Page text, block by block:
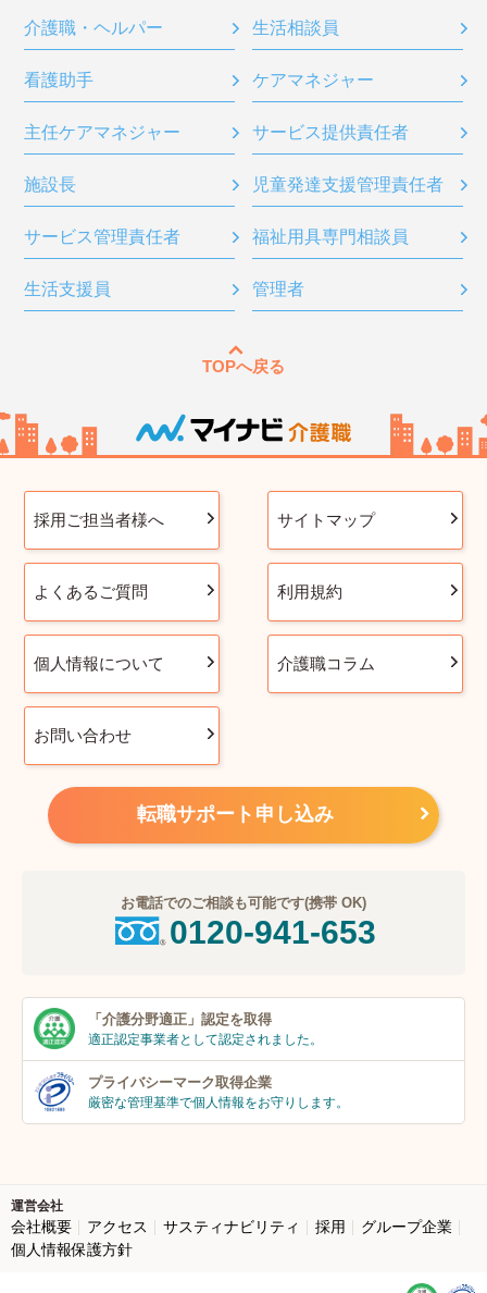
介護職・ヘルパー 生活相談員
看護助手 ケアマネジャー
主任ケアマネジャー サービス提供責任者
施設長 児童発達支援管理責任者
サービス管理責任者 福祉用具専門相談員
生活支援員 管理者
TOPへ戻る
採用ご担当者様へ サイトマップ
よくあるご質問 利用規約
個人情報について 介護職コラム
お問い合わせ
転職サポート申し込み
お電話でのご相談も可能です(携帯 OK)
0120-941-653
「介護分野適正」 認定を取得
適正認定事業者として認定されました。
プライバシーマーク取得企業
厳密な管理基準で個人情報をお守りします。
運営会社
会社概要 アクセス サスティナビリティ 採用
グループ企業
個人情報保護方針